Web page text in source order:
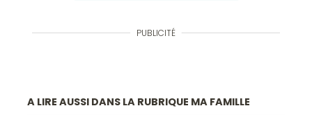
PUBLICITÉ
A LIRE AUSSI DANS LA RUBRIQUE MA FAMILLE